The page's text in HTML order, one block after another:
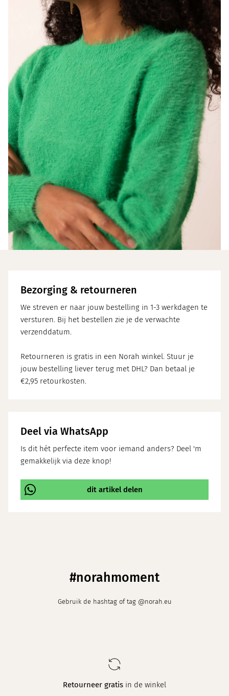
Bezorging & retourneren
We streven er naar jouw bestelling in 1-3 werkdagen te
versturen. Bij het bestellen zie je de verwachte
verzenddatum.
Retourneren is gratis in een Norah winkel. Stuur je
jouw bestelling liever terug met DHL? Dan betaal je
€2,95 retourkosten.
Deel via WhatsApp
Is dit hét perfecte item voor iemand anders? Deel 'm
gemakkelijk via deze knop!
dit artikel delen
#norahmoment
Gebruik de hashtag of tag @norah.eu
Elke weekeen nieuwe collectie in maat 34 t/m 48